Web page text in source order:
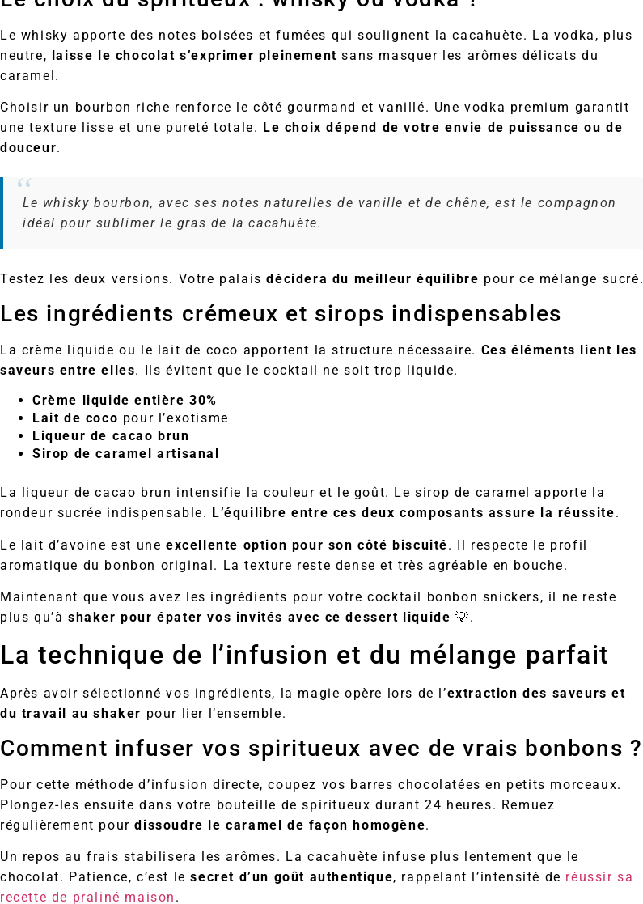
Le whisky apporte des notes boisées et fumées qui soulignent la cacahuète. La vodka, plus
neutre, laisse le chocolat s’exprimer pleinement sans masquer les arômes délicats du
caramel.
Choisir un bourbon riche renforce le côté gourmand et vanillé. Une vodka premium garantit
une texture lisse et une pureté totale. Le choix dépend de votre envie de puissance ou de
douceur.
Le whisky bourbon, avec ses notes naturelles de vanille et de chêne, est le compagnon
idéal pour sublimer le gras de la cacahuète.
Testez les deux versions. Votre palaisdécidera du meilleur équilibre pour ce mélange sucré.
Les ingrédients crémeux et sirops indispensables
La crème liquide ou le lait de coco apportent la structure nécessaire. Ces éléments lient les
saveurs entre elles. Ils évitent que le cocktail ne soit trop liquide.
Crème liquide entière 30%
Lait de coco pour l’exotisme
Liqueur de cacao brun
Sirop de caramel artisanal
La liqueur de cacao brun intensifie la couleur et le goût. Le sirop de caramel apporte la
rondeur sucrée indispensable. L’équilibre entre ces deux composants assure la réussite.
Le lait d’avoine est une excellente option pour son côté biscuité. Il respecte le profil
aromatique du bonbon original. La texture reste dense et très agréable en bouche.
Maintenant que vous avez les ingrédients pour votre cocktail bonbon snickers, il ne reste
plus qu’à shaker pour épater vos invités avec ce dessert liquide 💡.
La technique de l’infusion et du mélange parfait
Après avoir sélectionné vos ingrédients, la magie opère lors de l’extraction des saveurs et
du travail au shaker pour lier l’ensemble.
Comment infuser vos spiritueux avec de vrais bonbons ?
Pour cette méthode d’infusion directe, coupez vos barres chocolatées en petits morceaux.
Plongez-les ensuite dans votre bouteille de spiritueux durant 24 heures. Remuez
régulièrement pourdissoudre le caramel de façon homogène.
Un repos au frais stabilisera les arômes. La cacahuète infuse plus lentement que le
chocolat. Patience, c’est lesecret d’un goût authentique, rappelant l’intensité de réussir sa
recette de praliné maison .